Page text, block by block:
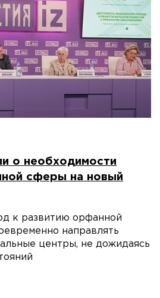
о необходимости
сферы на новый
к развитию орфанной
направлять
центры, не дожидаясь